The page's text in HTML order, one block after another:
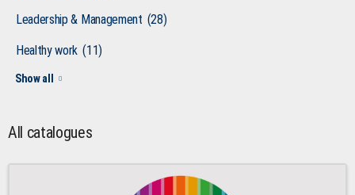
Leadership & Management (28)
Healthy work (11)
Show all
All catalogues